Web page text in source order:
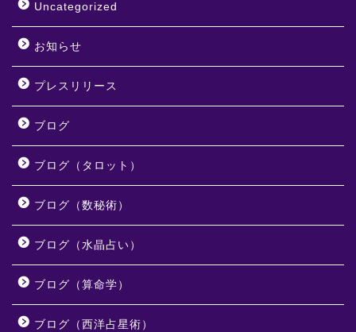
Uncategorized
お知らせ
プレスリリース
ブログ
ブログ（タロット）
ブログ（数秘術）
ブログ（水晶占い）
ブログ（算命学）
ブログ（西洋占星術）